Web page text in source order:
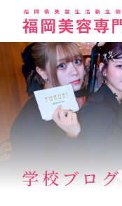
学校ブログ